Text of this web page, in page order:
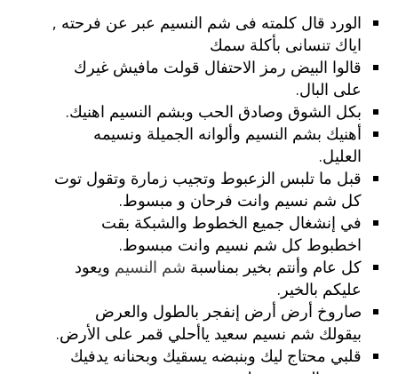
الورد قال كلمته فى شم النسيم عبر عن فرحته ,
اياك تنسانى بأكلة سمك
قالوا البيض رمز الاحتفال قولت مافيش غيرك
على البال.
بكل الشوق وصادق الحب وبشم النسيم اهنيك.
أهنيك بشم النسيم وألوانه الجميلة ونسيمه
العليل.
قبل ما تلبس الزعبوط وتجيب زمارة وتقول توت
كل شم نسيم وانت فرحان و مبسوط.
في إنشغال جميع الخطوط والشبكة بقت
اخطبوط كل شم نسيم وانت مبسوط.
كل عام وأنتم بخير بمناسبة شم النسيم ويعود
عليكم بالخير.
صاروخ أرض أرض إنفجر بالطول والعرض
بيقولك شم نسيم سعيد ياأحلي قمر على الأرض.
قلبي محتاج ليك وبنبضه يسقيك وبحنانه يدفيك